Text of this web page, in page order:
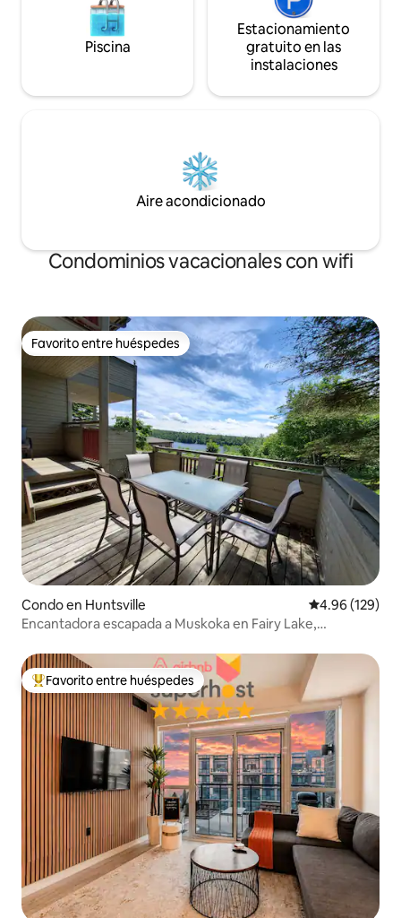
Piscina
Estacionamiento
gratuito en las
instalaciones
Aire acondicionado
Condominios vacacionales con wifi
Favorito entre huéspedes
Favorito entre huéspedes
Condo en Huntsville Calificación
4.96 (129)
Encantadora escapada a Muskoka en Fairy Lake,
Favorito entre huéspedes preferido
Favorito entre huéspedes